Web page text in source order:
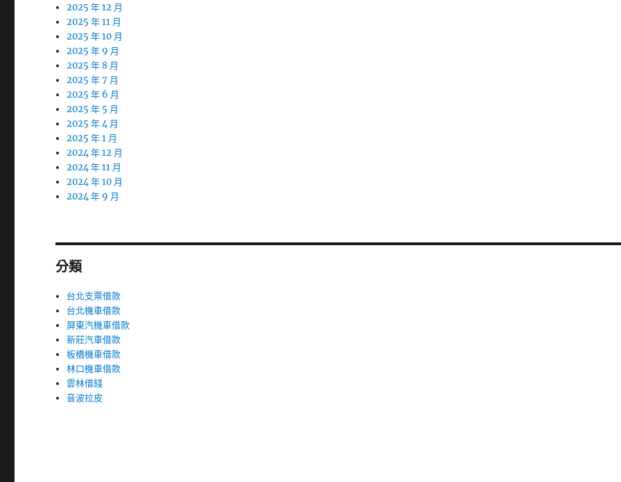
2025 年 12 月
2025 年 11 月
2025 年 10 月
2025 年 9 月
2025 年 8 月
2025 年 7 月
2025 年 6 月
2025 年 5 月
2025 年 4 月
2025 年 1 月
2024 年 12 月
2024 年 11 月
2024 年 10 月
2024 年 9 月
分類
台北支票借款
台北機車借款
屏東汽機車借款
新莊汽車借款
板橋機車借款
林口機車借款
雲林借錢
音波拉皮